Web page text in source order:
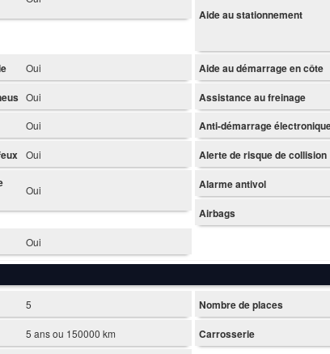
Aide au stationnement
Oui Aide au démarrage en côte
Oui Assistance au freinage
Oui Anti-démarrage
Oui Alerte de risque de collision
Oui Alarme antivol
Airbags
Oui
5 Nombre de places
5 ans ou 150000 km Carrosserie